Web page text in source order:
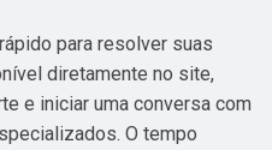
para resolver suas
diretamente no site,
e iniciar uma conversa com
O tempo